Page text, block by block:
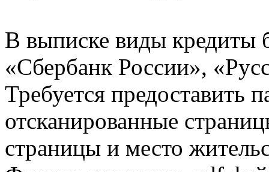
В выписке виды кредиты
«Сбербанк России»,
Требуется предоставить
отсканированные
страницы и место